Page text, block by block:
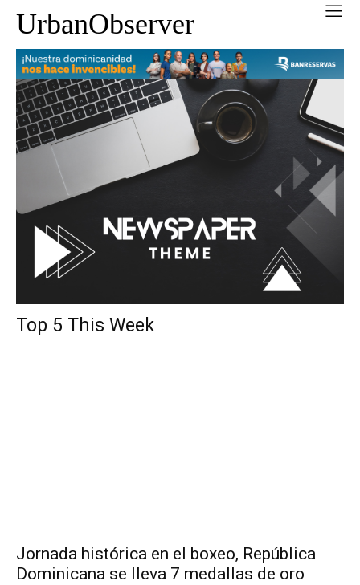
UrbanObserver
Top 5 This Week
Jornada histórica en el boxeo, República
Dominicana se lleva 7 medallas de oro